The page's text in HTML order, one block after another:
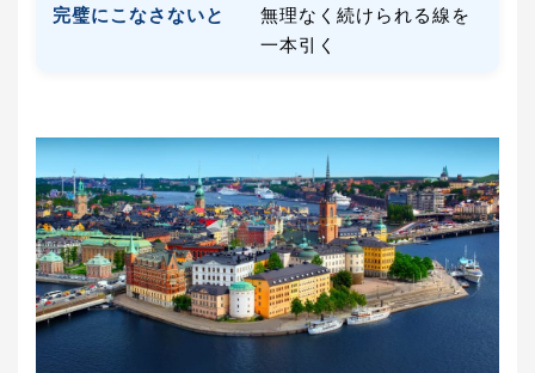
完璧にこなさないと
無理なく続けられる線を
一本引く